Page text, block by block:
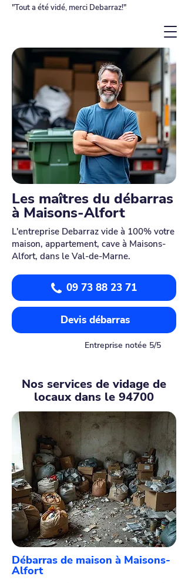
"Tout a été vidé, merci Debarraz!"
Les maîtres du débarras
à Maisons-Alfort
L'entreprise Debarraz vide à 100% votre
maison, appartement, cave à Maisons-
Alfort, dans le Val-de-Marne.
09 73 88 23 71
Devis débarras
Entreprise notée 5/5
Nos services de vidage de
locaux dans le 94700
Débarras de maison à Maisons-
Alfort